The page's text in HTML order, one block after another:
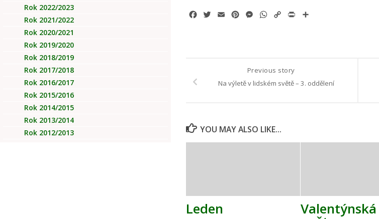
FacebookTwitterEmail PinterestMessenger
WhatsApp
Copy
Print
Previous story
Na výletě v lidském světě – 3. oddělení
YOU MAY ALSO LIKE...
Leden Valentýnská
Rok 2022/2023
Rok 2021/2022
Rok 2020/2021
Rok 2019/2020
Rok 2018/2019
Rok 2017/2018
Rok 2016/2017
Rok 2015/2016
Rok 2014/2015
Rok 2013/2014
Rok 2012/2013